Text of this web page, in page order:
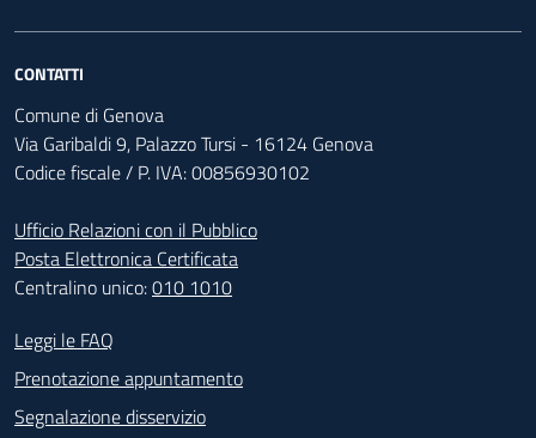
CONTATTI
Comune di Genova
Via Garibaldi 9, Palazzo Tursi - 16124 Genova
Codice fiscale / P. IVA: 00856930102
Ufficio Relazioni con il Pubblico
Posta Elettronica Certificata
Centralino unico:010 1010
Footer - Contatti
Leggi le FAQ
Prenotazione appuntamento
Segnalazione disservizio